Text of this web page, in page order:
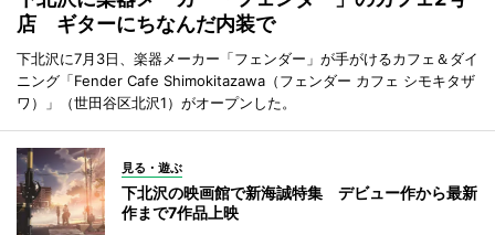
店 ギターにちなんだ内装で
下北沢に7月3日、楽器メーカー「フェンダー」が手がけるカフェ＆ダイ
ニング「Fender Cafe Shimokitazawa（フェンダー カフェ シモキタザ
ワ）」（世田谷区北沢1）がオープンした。
見る・遊ぶ
下北沢の映画館で新海誠特集 デビュー作から最新
作まで7作品上映